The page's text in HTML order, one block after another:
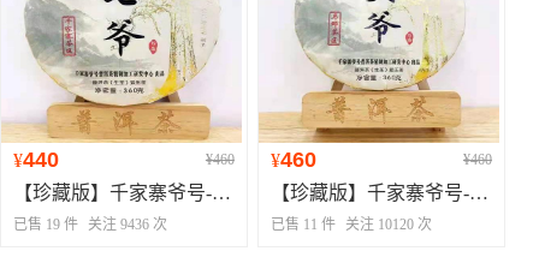
¥440 ¥460
【珍藏版】千家寨爷号--七爷--千家寨茶(缺货-预定)
已售 19 件 关注 9436 次
¥460 ¥460
【珍藏版】千家寨爷号--大爷--马邓茶
已售 11 件 关注 10120 次